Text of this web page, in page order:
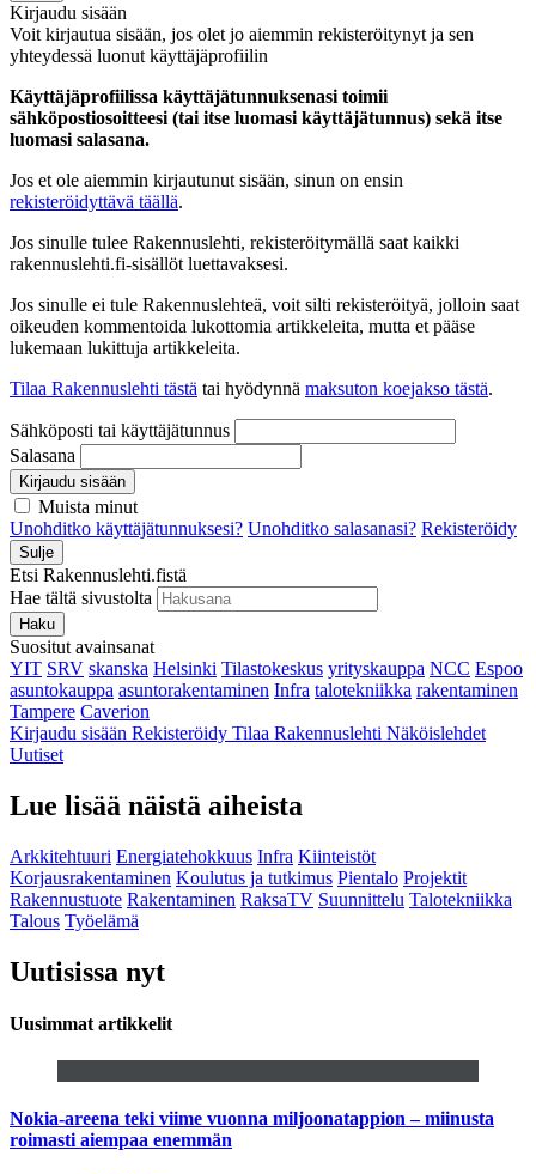
Kirjaudu sisään
Voit kirjautua sisään, jos olet jo aiemmin rekisteröitynyt ja sen
yhteydessä luonut käyttäjäprofiilin
Käyttäjäprofiilissa käyttäjätunnuksenasi toimii
sähköpostiosoitteesi (tai itse luomasi käyttäjätunnus) sekä itse
luomasi salasana.
Jos et ole aiemmin kirjautunut sisään, sinun on ensin
rekisteröidyttävä täällä.
Jos sinulle tulee Rakennuslehti, rekisteröitymällä saat kaikki
rakennuslehti.fi-sisällöt luettavaksesi.
Jos sinulle ei tule Rakennuslehteä, voit silti rekisteröityä, jolloin saat
oikeuden kommentoida lukottomia artikkeleita, mutta et pääse
lukemaan lukittuja artikkeleita.
Tilaa Rakennuslehti tästä tai hyödynnä maksuton koejakso tästä.
Sähköposti tai käyttäjätunnus
Salasana
Kirjaudu sisään
Muista minut
Unohditko käyttäjätunnuksesi? Unohditko salasanasi? Rekisteröidy
Sulje
Etsi Rakennuslehti.fistä
Hae tältä sivustolta
Haku
Suositut avainsanat
YIT SRV skanska Helsinki Tilastokeskus yrityskauppa NCC Espoo
asuntokauppa asuntorakentaminen Infra talotekniikka rakentaminen
Tampere Caverion
Kirjaudu sisään Rekisteröidy Tilaa Rakennuslehti Näköislehdet
Uutiset
Lue lisää näistä aiheista
Arkkitehtuuri Energiatehokkuus Infra Kiinteistöt
Korjausrakentaminen Koulutus ja tutkimus Pientalo Projektit
Rakennustuote Rakentaminen RaksaTV Suunnittelu Talotekniikka
Talous Työelämä
Uutisissa nyt
Uusimmat artikkelit
Nokia-areena teki viime vuonna miljoonatappion – miinusta
roimasti aiempaa enemmän